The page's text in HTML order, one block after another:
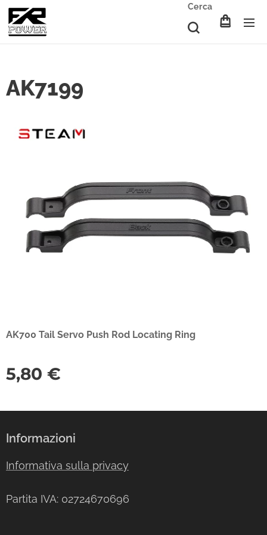
Cerca
AK7199
AK700 Tail Servo Push Rod Locating Ring
5,80 €
Informazioni
Informativa sulla privacy
Partita IVA: 02724670696